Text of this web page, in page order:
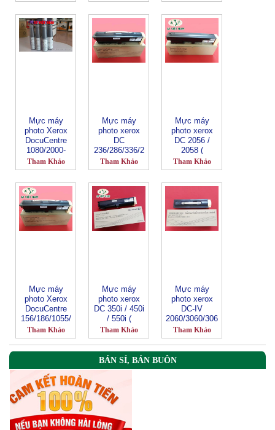
Mực máy
photo Xerox
DocuCentre
1080/2000-
CT201159
Tham Khảo
Mực máy
photo xerox
DC
236/286/336/2
055
(CT200417)
Tham Khảo
Mực máy
photo xerox
DC 2056 /
2058 (
CT201795 )
Tham Khảo
Mực máy
photo Xerox
DocuCentre
156/186/1055/
1085
(CT200401)
Tham Khảo
Mực máy
photo xerox
DC 350i / 450i
/ 550i (
CT200719 )
Tham Khảo
Mực máy
photo xerox
DC-IV
2060/3060/306
5-CT201734
Tham Khảo
BÁN SỈ, BÁN BUÔN